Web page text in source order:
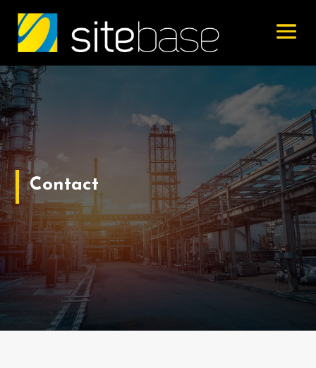
Contact